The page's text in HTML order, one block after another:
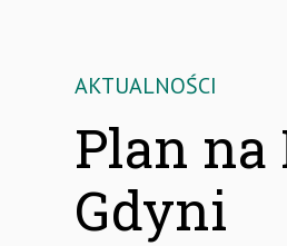
AKTUALNOŚCI
Plan
Gdyni